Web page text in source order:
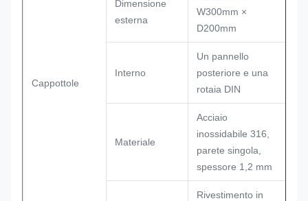
Cappottole
Dimensione
esterna
W300mm ×
D200mm
Interno
Un pannello
posteriore e una
rotaia DIN
Materiale
Acciaio
inossidabile 316,
parete singola,
spessore 1,2 mm
Rivestimento in